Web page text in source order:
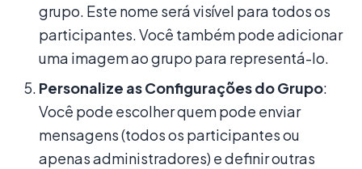
grupo. Este nome será visível para todos os
participantes. Você também pode adicionar
uma imagem ao grupo para representá-lo.
Personalize as Configurações do Grupo:
Você pode escolher quem pode enviar
mensagens (todos os participantes ou
apenas administradores) e definir outras